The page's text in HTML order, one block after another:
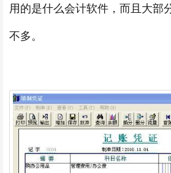
用的是什么会计软件，而且大部
不多。